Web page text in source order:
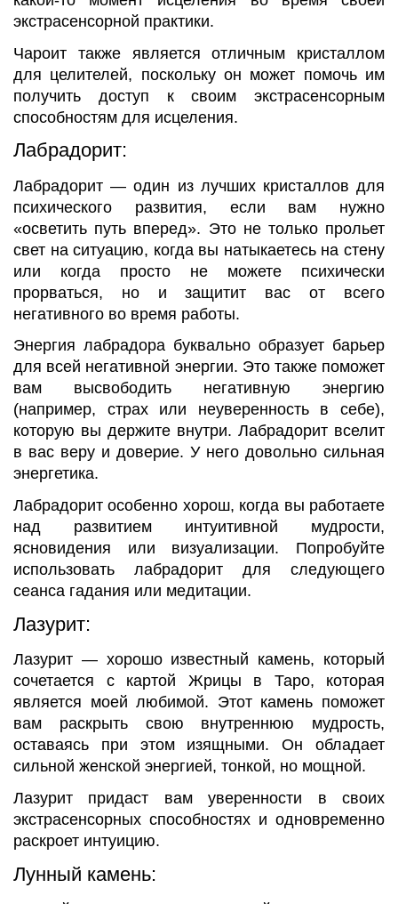
экстрасенсорной практики.
Чароит также является отличным кристаллом
для целителей, поскольку он может помочь им
получить доступ к своим экстрасенсорным
способностям для исцеления.
Лабрадорит:
Лабрадорит — один из лучших кристаллов для
психического развития, если вам нужно
«осветить путь вперед». Это не только прольет
свет на ситуацию, когда вы натыкаетесь на стену
или когда просто не можете психически
прорваться, но и защитит вас от всего
негативного во время работы.
Энергия лабрадора буквально образует барьер
для всей негативной энергии. Это также поможет
вам высвободить негативную энергию
(например, страх или неуверенность в себе),
которую вы держите внутри. Лабрадорит вселит
в вас веру и доверие. У него довольно сильная
энергетика.
Лабрадорит особенно хорош, когда вы работаете
над развитием интуитивной мудрости,
ясновидения или визуализации. Попробуйте
использовать лабрадорит для следующего
сеанса гадания или медитации.
Лазурит:
Лазурит — хорошо известный камень, который
сочетается с картой Жрицы в Таро, которая
является моей любимой. Этот камень поможет
вам раскрыть свою внутреннюю мудрость,
оставаясь при этом изящными. Он обладает
сильной женской энергией, тонкой, но мощной.
Лазурит придаст вам уверенности в своих
экстрасенсорных способностях и одновременно
раскроет интуицию.
Лунный камень: